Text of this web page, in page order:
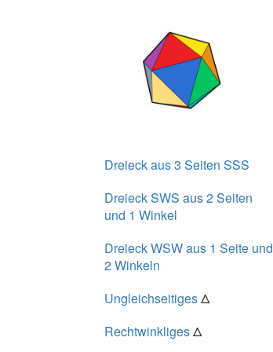
Dreieck aus 3 Seiten SSS
Dreieck SWS aus 2 Seiten
und 1 Winkel
Dreieck WSW aus 1 Seite und
2 Winkeln
UngleichseitigesΔ
RechtwinkligesΔ